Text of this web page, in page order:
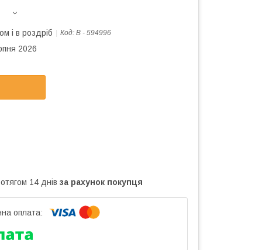
і в роздріб Код: В - 594996
2026
14 днів за рахунок покупця